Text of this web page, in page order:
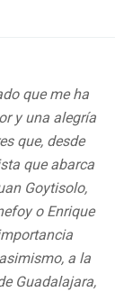
que me ha
y una alegría
que, desde
que abarca
Goytisolo,
o Enrique
a la
Guadalajara,